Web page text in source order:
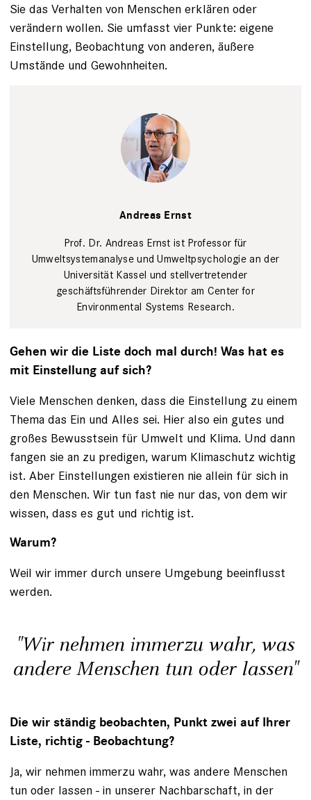
Sie das Verhalten von Menschen erklären oder
verändern wollen. Sie umfasst vier Punkte: eigene
Einstellung, Beobachtung von anderen, äußere
Umstände und Gewohnheiten.
Andreas Ernst
Prof. Dr. Andreas Ernst ist Professor für
Umweltsystemanalyse und Umweltpsychologie an der
Universität Kassel und stellvertretender
geschäftsführender Direktor am Center for
Environmental Systems Research.
Gehen wir die Liste doch mal durch! Was hat es
mit Einstellung auf sich?
Viele Menschen denken, dass die Einstellung zu einem
Thema das Ein und Alles sei. Hier also ein gutes und
großes Bewusstsein für Umwelt und Klima. Und dann
fangen sie an zu predigen, warum Klimaschutz wichtig
ist. Aber Einstellungen existieren nie allein für sich in
den Menschen. Wir tun fast nie nur das, von dem wir
wissen, dass es gut und richtig ist.
Warum?
Weil wir immer durch unsere Umgebung beeinflusst
werden.
"Wir nehmen immerzu wahr, was
andere Menschen tun oder lassen"
Die wir ständig beobachten, Punkt zwei auf Ihrer
Liste, richtig - Beobachtung?
Ja, wir nehmen immerzu wahr, was andere Menschen
tun oder lassen - in unserer Nachbarschaft, in der